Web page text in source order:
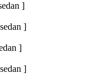
]
]
]
]